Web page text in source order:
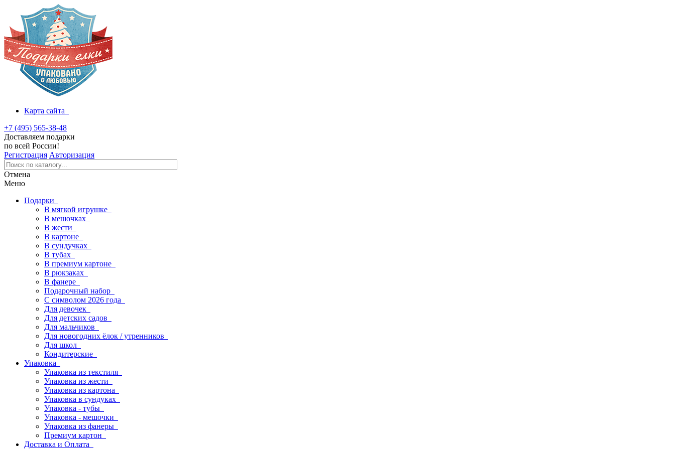
Карта сайта
+7 (495) 565-38-48
Доставляем подарки
по всей России!
Регистрация Авторизация
Отмена
Меню
Подарки
В мягкой игрушке
В мешочках
В жести
В картоне
В сундучках
В тубах
В премиум картоне
В рюкзаках
В фанере
Подарочный набор
С символом 2026 года
Для девочек
Для детских садов
Для мальчиков
Для новогодних ёлок / утренников
Для школ
Кондитерские
Упаковка
Упаковка из текстиля
Упаковка из жести
Упаковка из картона
Упаковка в сундуках
Упаковка - тубы
Упаковка - мешочки
Упаковка из фанеры
Премиум картон
Доставка и Оплата